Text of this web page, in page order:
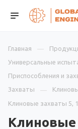
Главная
Универсальные
Приспособления и
Захваты
Клиновые захваты 5,
Клиновые